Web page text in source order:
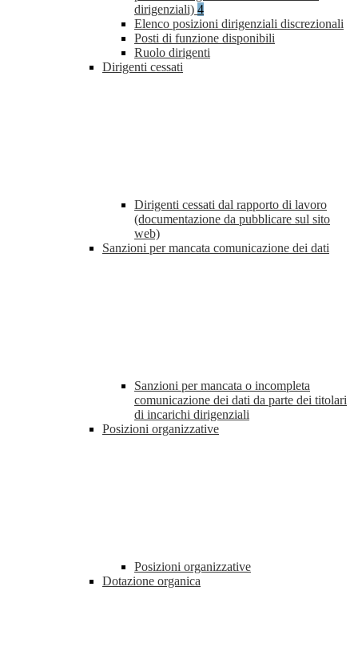
dirigenziali) 4
Elenco posizioni dirigenziali discrezionali
Posti di funzione disponibili
Ruolo dirigenti
Dirigenti cessati
Dirigenti cessati dal rapporto di lavoro
(documentazione da pubblicare sul sito
web)
Sanzioni per mancata comunicazione dei dati
Sanzioni per mancata o incompleta
comunicazione dei dati da parte dei titolari
di incarichi dirigenziali
Posizioni organizzative
Posizioni organizzative
Dotazione organica